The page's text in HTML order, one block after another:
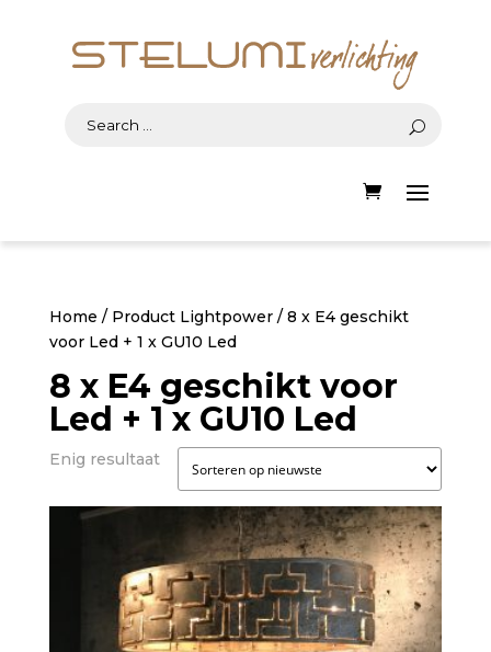
Home / Product Lightpower / 8 x E4 geschikt
voor Led + 1 x GU10 Led
8 x E4 geschikt voor
Led + 1 x GU10 Led
Enig resultaat